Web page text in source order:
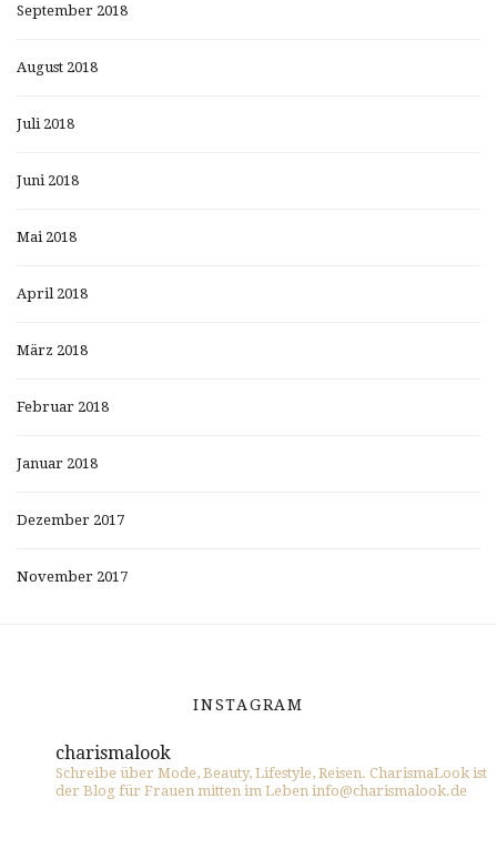
September 2018
August 2018
Juli 2018
Juni 2018
Mai 2018
April 2018
März 2018
Februar 2018
Januar 2018
Dezember 2017
November 2017
INSTAGRAM
charismalook
Schreibe über Mode, Beauty, Lifestyle, Reisen. CharismaLook ist
der Blog für Frauen mitten im Leben info@charismalook.de